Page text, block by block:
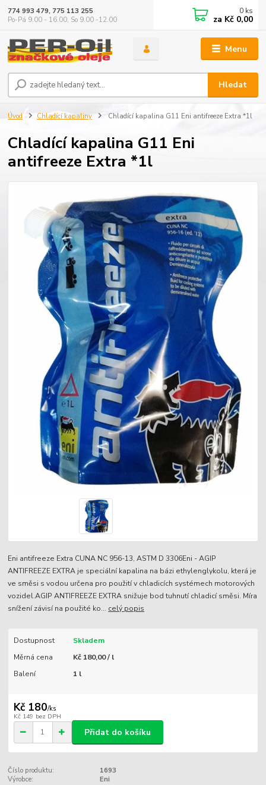
Menu
Hledat
774 993 479, 775 113 255
Po-Pá 9.00 - 16.00, So 9.00 -12.00
0 ks
za Kč 0,00
Úvod Chladící kapaliny Chladící kapalina G11 Eni antifreeze Extra *1l
Chladící kapalina G11 Eni
antifreeze Extra *1l
Eni antifreeze Extra CUNA NC 956-13, ASTM D 3306Eni - AGIP
ANTIFREEZE EXTRA je speciální kapalina na bázi ethylenglykolu, která je
ve směsi s vodou určena pro použití v chladicích systémech motorových
vozidel.AGIP ANTIFREEZE EXTRA snižuje bod tuhnutí chladicí směsi. Míra
snížení závisí na použité ko... celý popis
Dostupnost
Skladem
Měrná cena
Kč 180,00 / l
Balení
1 l
Kč 180/ks
Kč 149 bez DPH
Přidat do košíku
Číslo produktu:
1693
Výrobce:
Eni